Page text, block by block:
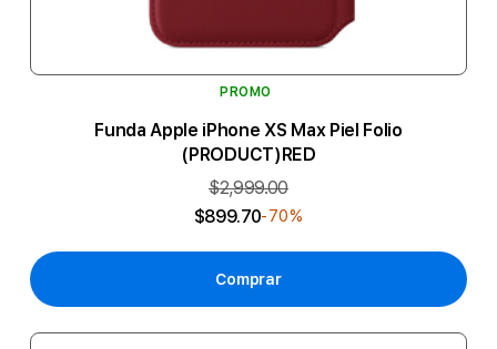
PROMO
Funda Apple iPhone XS Max Piel Folio
(PRODUCT)RED
$2,999.00
$899.70-70%
Comprar